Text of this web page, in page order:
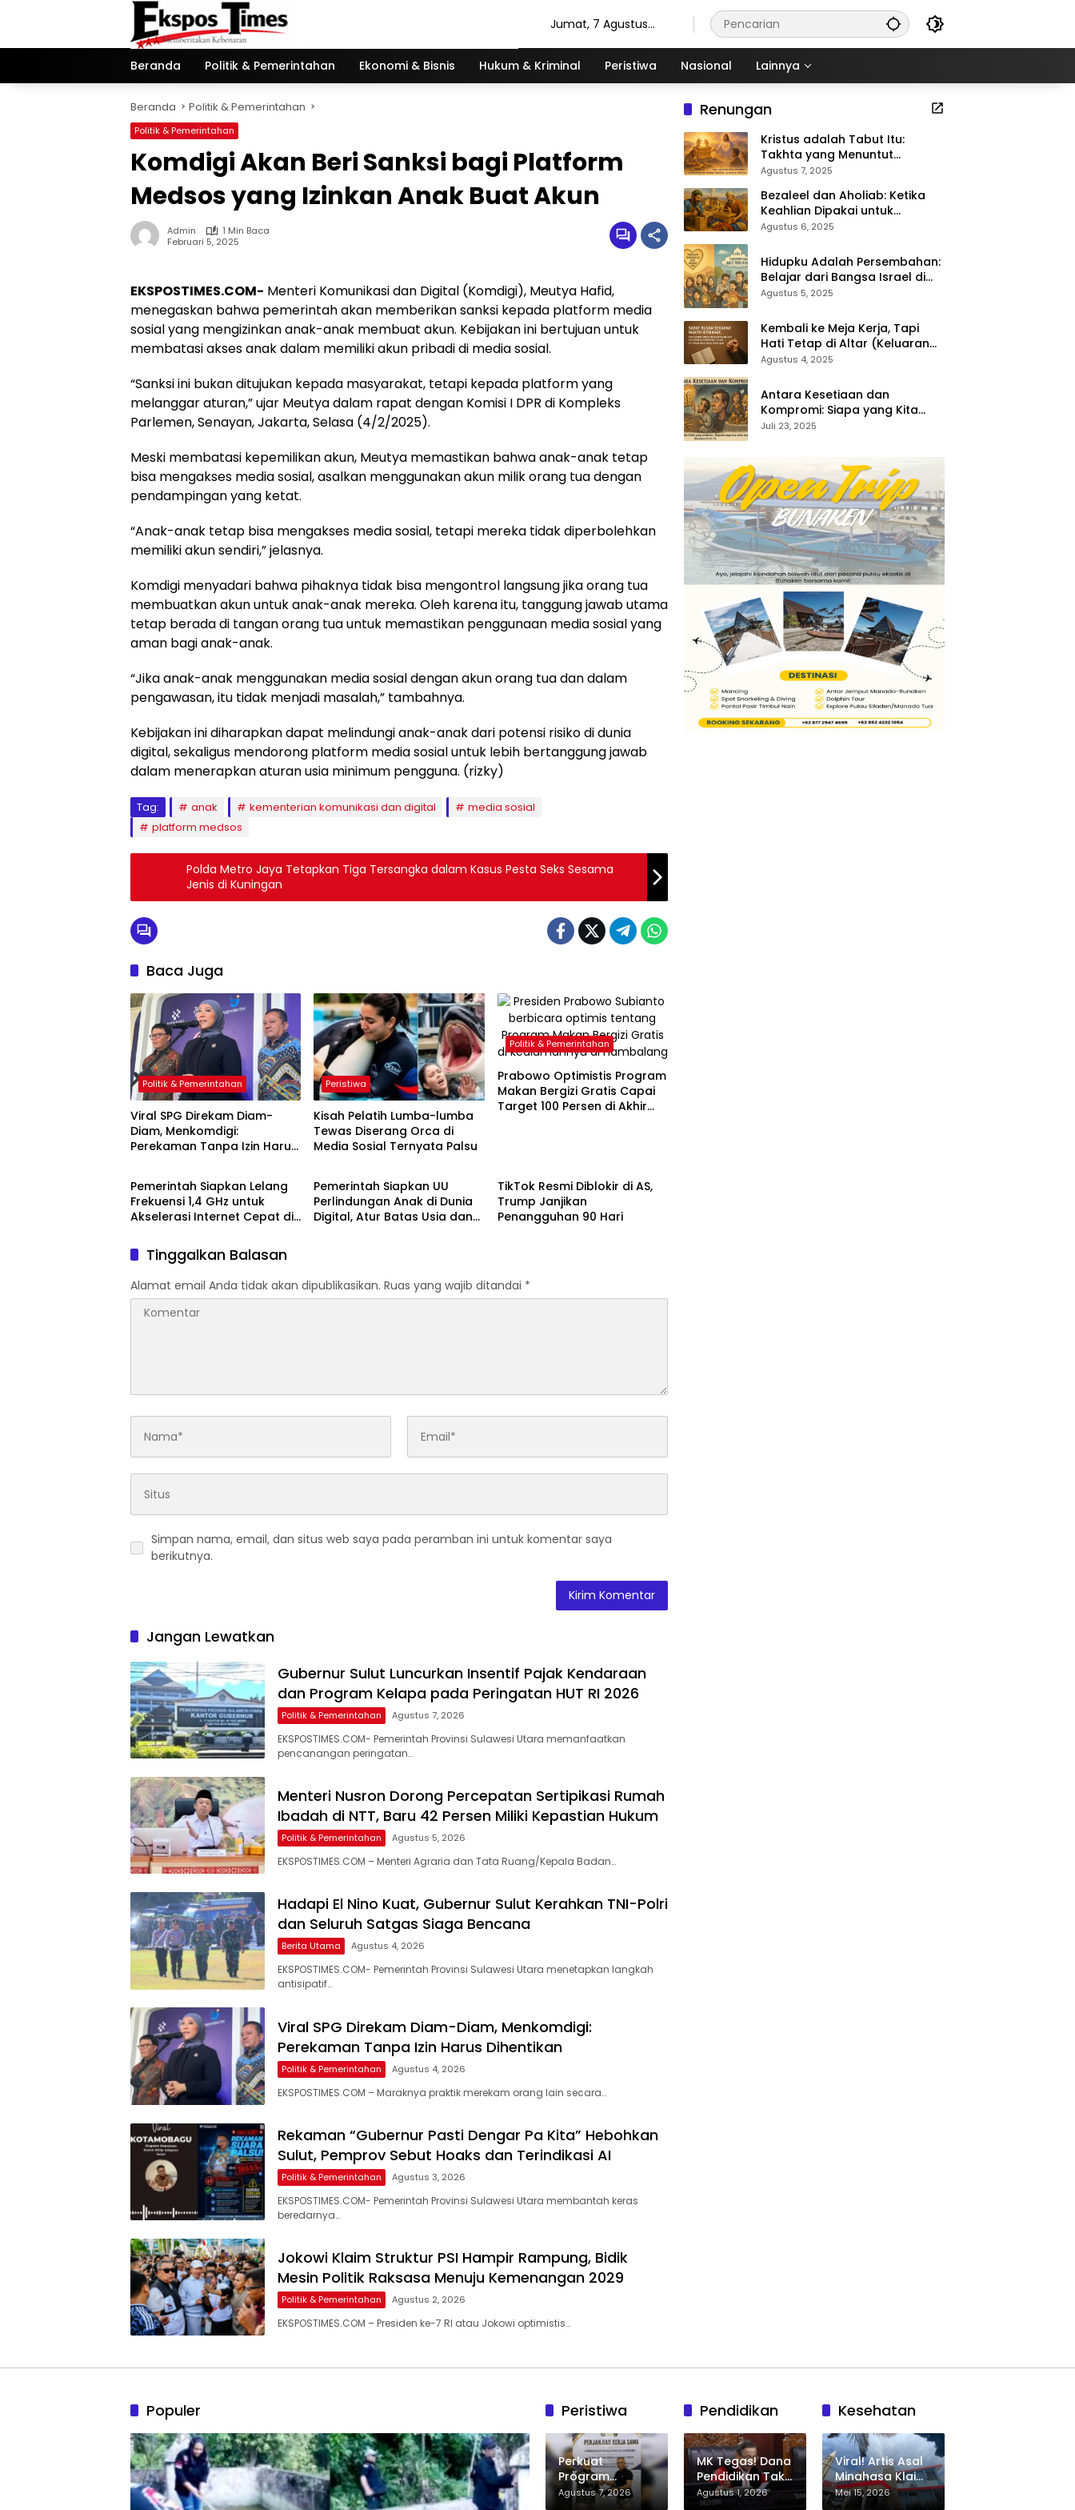
Jumat, 7 Agustus
Beranda
Politik & Pemerintahan Ekonomi & Bisnis Hukum & Kriminal Peristiwa Nasional Lainnya
Beranda Politik & Pemerintahan
Politik & Pemerintahan
Komdigi Akan Beri Sanksi bagi Platform
Medsos yang Izinkan Anak Buat Akun
Admin
1 Min Baca
Februari 5, 2025
EKSPOSTIMES.COM- Menteri Komunikasi dan Digital (Komdigi), Meutya Hafid,
menegaskan bahwa pemerintah akan memberikan sanksi kepada platform media
sosial yang mengizinkan anak-anak membuat akun. Kebijakan ini bertujuan untuk
membatasi akses anak dalam memiliki akun pribadi di media sosial.
“Sanksi ini bukan ditujukan kepada masyarakat, tetapi kepada platform yang
melanggar aturan,” ujar Meutya dalam rapat dengan Komisi I DPR di Kompleks
Parlemen, Senayan, Jakarta, Selasa (4/2/2025).
Meski membatasi kepemilikan akun, Meutya memastikan bahwa anak-anak tetap
bisa mengakses media sosial, asalkan menggunakan akun milik orang tua dengan
pendampingan yang ketat.
“Anak-anak tetap bisa mengakses media sosial, tetapi mereka tidak diperbolehkan
memiliki akun sendiri,” jelasnya.
Komdigi menyadari bahwa pihaknya tidak bisa mengontrol langsung jika orang tua
membuatkan akun untuk anak-anak mereka. Oleh karena itu, tanggung jawab utama
tetap berada di tangan orang tua untuk memastikan penggunaan media sosial yang
aman bagi anak-anak.
“Jika anak-anak menggunakan media sosial dengan akun orang tua dan dalam
pengawasan, itu tidak menjadi masalah,” tambahnya.
Kebijakan ini diharapkan dapat melindungi anak-anak dari potensi risiko di dunia
digital, sekaligus mendorong platform media sosial untuk lebih bertanggung jawab
dalam menerapkan aturan usia minimum pengguna. (rizky)
Tag: anak kementerian komunikasi dan digital
media sosial
platform medsos
Polda Metro Jaya Tetapkan Tiga Tersangka dalam Kasus Pesta Seks Sesama
Jenis di Kuningan
Baca Juga
Politik & Pemerintahan
Viral SPG Direkam Diam-
Diam, Menkomdigi:
Perekaman Tanpa Izin Harus
Peristiwa
Kisah Pelatih Lumba-lumba
Tewas Diserang Orca di
Media Sosial Ternyata Palsu
Politik & Pemerintahan
Prabowo Optimistis Program
Makan Bergizi Gratis Capai
Target 100 Persen di Akhir
Ekonomi & Bisnis
Pemerintah Siapkan Lelang
Frekuensi 1,4 GHz untuk
Akselerasi Internet Cepat di
Peristiwa
Pemerintah Siapkan UU
Perlindungan Anak di Dunia
Digital, Atur Batas Usia dan
TikTok Resmi Diblokir di AS,
Trump Janjikan
Penangguhan 90 Hari
Tinggalkan Balasan
Alamat email Anda tidak akan dipublikasikan. Ruas yang wajib ditandai *
Simpan nama, email, dan situs web saya pada peramban ini untuk komentar saya
berikutnya.
Jangan Lewatkan
Gubernur Sulut Luncurkan Insentif Pajak Kendaraan
dan Program Kelapa pada Peringatan HUT RI 2026
Politik & Pemerintahan Agustus 7, 2026
EKSPOSTIMES.COM- Pemerintah Provinsi Sulawesi Utara memanfaatkan
pencanangan peringatan…
Menteri Nusron Dorong Percepatan Sertipikasi Rumah
Ibadah di NTT, Baru 42 Persen Miliki Kepastian Hukum
Politik & Pemerintahan Agustus 5, 2026
EKSPOSTIMES.COM – Menteri Agraria dan Tata Ruang/Kepala Badan…
Hadapi El Nino Kuat, Gubernur Sulut Kerahkan TNI-Polri
dan Seluruh Satgas Siaga Bencana
Berita Utama Agustus 4, 2026
EKSPOSTIMES.COM- Pemerintah Provinsi Sulawesi Utara menetapkan langkah
antisipatif…
Viral SPG Direkam Diam-Diam, Menkomdigi:
Perekaman Tanpa Izin Harus Dihentikan
Politik & Pemerintahan Agustus 4, 2026
EKSPOSTIMES.COM – Maraknya praktik merekam orang lain secara…
Rekaman “Gubernur Pasti Dengar Pa Kita” Hebohkan
Sulut, Pemprov Sebut Hoaks dan Terindikasi AI
Politik & Pemerintahan Agustus 3, 2026
EKSPOSTIMES.COM- Pemerintah Provinsi Sulawesi Utara membantah keras
beredarnya…
Jokowi Klaim Struktur PSI Hampir Rampung, Bidik
Mesin Politik Raksasa Menuju Kemenangan 2029
Politik & Pemerintahan Agustus 2, 2026
EKSPOSTIMES.COM – Presiden ke-7 RI atau Jokowi optimistis…
Renungan
Kristus adalah Tabut Itu:
Takhta yang Menuntut
Kekudusan (Keluaran 37:1–9)
Agustus 7, 2025
Bezaleel dan Aholiab: Ketika
Keahlian Dipakai untuk
Kemuliaan Tuhan (Keluaran
Agustus 6, 2025
Hidupku Adalah Persembahan:
Belajar dari Bangsa Israel di
Padang Gurun (Keluaran 35:4–
Agustus 5, 2025
Kembali ke Meja Kerja, Tapi
Hati Tetap di Altar (Keluaran
35:1-5)
Agustus 4, 2025
Antara Kesetiaan dan
Kompromi: Siapa yang Kita
Sembah? (Keluaran 34:14–15)
Juli 23, 2025
Populer Peristiwa
Perkuat
Program
Bantuan Hukum
Agustus 7, 2026
Pendidikan
MK Tegas! Dana
Pendidikan Tak
Boleh Dipakai
Agustus 1, 2026
Kesehatan
Viral! Artis Asal
Minahasa Klaim
Salah Diagnosa
Mei 15, 2026